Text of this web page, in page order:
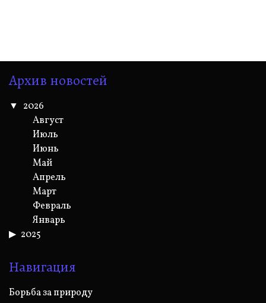
Архив новостей
2026
Август
Июль
Июнь
Май
Апрель
Март
Февраль
Январь
2025
Навигация
Борьба за природу